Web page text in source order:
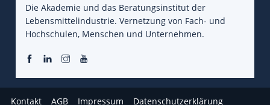
Die Akademie und das Beratungsinstitut der
Lebensmittelindustrie. Vernetzung von Fach- und
Hochschulen, Menschen und Unternehmen.
Kontakt AGB Impressum Datenschutzerklärung